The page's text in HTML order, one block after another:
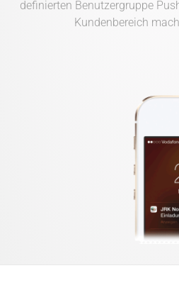
definierten Benutzergruppe
Kundenbereich